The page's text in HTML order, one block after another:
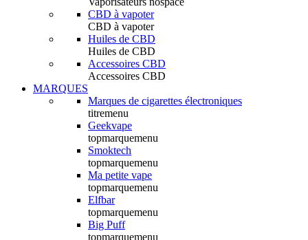
CBD à vapoter
CBD à vapoter
Huiles de CBD
Huiles de CBD
Accessoires CBD
Accessoires CBD
MARQUES
Marques de cigarettes électroniques
titremenu
Geekvape
topmarquemenu
Smoktech
topmarquemenu
Ma petite vape
topmarquemenu
Elfbar
topmarquemenu
Big Puff
topmarquemenu